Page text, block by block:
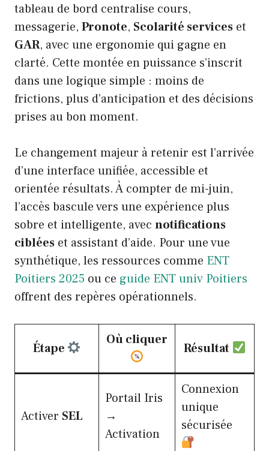
tableau de bord centralise cours,
messagerie, Pronote, Scolarité services et
GAR, avec une ergonomie qui gagne en
clarté. Cette montée en puissance s’inscrit
dans une logique simple : moins de
frictions, plus d’anticipation et des décisions
prises au bon moment.
Le changement majeur à retenir est l’arrivée
d’une interface unifiée, accessible et
orientée résultats. À compter de mi-juin,
l’accès bascule vers une expérience plus
sobre et intelligente, avec notifications
ciblées et assistant d’aide. Pour une vue
synthétique, les ressources comme ENT
Poitiers 2025 ou ce guide ENT univ Poitiers
offrent des repères opérationnels.
Étape
Où cliquer
Résultat
Activer SEL
Portail Iris
→
Activation
Connexion
unique
sécurisée